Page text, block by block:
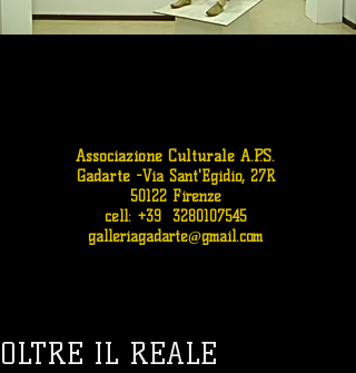
Associazione Culturale A.P.S.
Gadarte-Via Sant'Egidio, 27R
50122 Firenze
cell: +39 3280107545
galleriagadarte@gmail.com
OLTRE IL REALE